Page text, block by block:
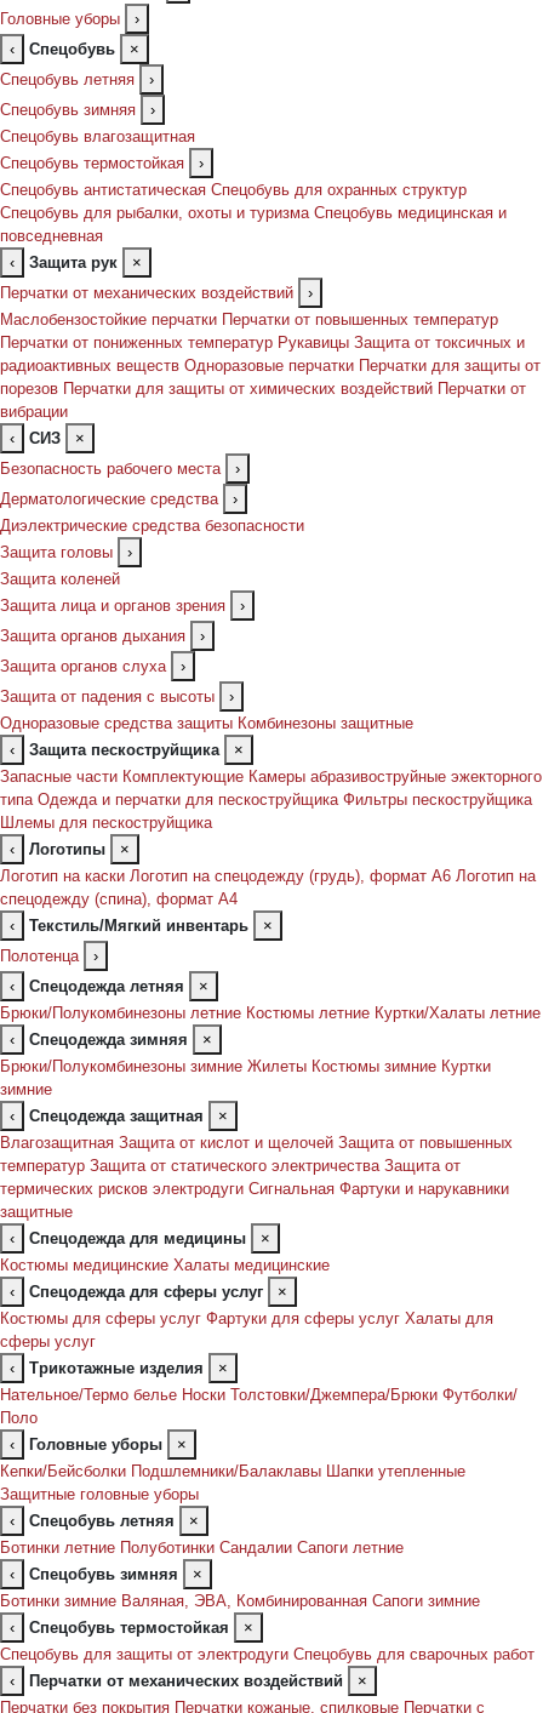
Головные уборы
›
‹
Спецобувь
×
Спецобувь летняя
›
Спецобувь зимняя
›
Спецобувь влагозащитная
Спецобувь термостойкая
›
Спецобувь антистатическая Спецобувь для охранных структур
Спецобувь для рыбалки, охоты и туризма Спецобувь медицинская и
повседневная
‹
Защита рук
×
Перчатки от механических воздействий
›
Маслобензостойкие перчатки Перчатки от повышенных температур
Перчатки от пониженных температур Рукавицы Защита от токсичных и
радиоактивных веществ Одноразовые перчатки Перчатки для защиты от
порезов Перчатки для защиты от химических воздействий Перчатки от
вибрации
‹
СИЗ
×
Безопасность рабочего места
›
Дерматологические средства
›
Диэлектрические средства безопасности
Защита головы
›
Защита коленей
Защита лица и органов зрения
›
Защита органов дыхания
›
Защита органов слуха
›
Защита от падения с высоты
›
Одноразовые средства защиты Комбинезоны защитные
‹
Защита пескоструйщика
×
Запасные части Комплектующие Камеры абразивоструйные эжекторного
типа Одежда и перчатки для пескоструйщика Фильтры пескоструйщика
Шлемы для пескоструйщика
‹
Логотипы
×
Логотип на каски Логотип на спецодежду (грудь), формат А6 Логотип на
спецодежду (спина), формат А4
‹
Текстиль/Мягкий инвентарь
×
Полотенца
›
‹
Спецодежда летняя
×
Брюки/Полукомбинезоны летние Костюмы летние Куртки/Халаты летние
‹
Спецодежда зимняя
×
Брюки/Полукомбинезоны зимние Жилеты Костюмы зимние Куртки
зимние
‹
Спецодежда защитная
×
Влагозащитная Защита от кислот и щелочей Защита от повышенных
температур Защита от статического электричества Защита от
термических рисков электродуги Сигнальная Фартуки и нарукавники
защитные
‹
Спецодежда для медицины
×
Костюмы медицинские Халаты медицинские
‹
Спецодежда для сферы услуг
×
Костюмы для сферы услуг Фартуки для сферы услуг Халаты для
сферы услуг
‹
Трикотажные изделия
×
Нательное/Термо белье Носки Толстовки/Джемпера/Брюки Футболки/
Поло
‹
Головные уборы
×
Кепки/Бейсболки Подшлемники/Балаклавы Шапки утепленные
Защитные головные уборы
‹
Спецобувь летняя
×
Ботинки летние Полуботинки Сандалии Сапоги летние
‹
Спецобувь зимняя
×
Ботинки зимние Валяная, ЭВА, Комбинированная Сапоги зимние
‹
Спецобувь термостойкая
×
Спецобувь для защиты от электродуги Спецобувь для сварочных работ
‹
Перчатки от механических воздействий
×
Перчатки без покрытия Перчатки кожаные, спилковые Перчатки с